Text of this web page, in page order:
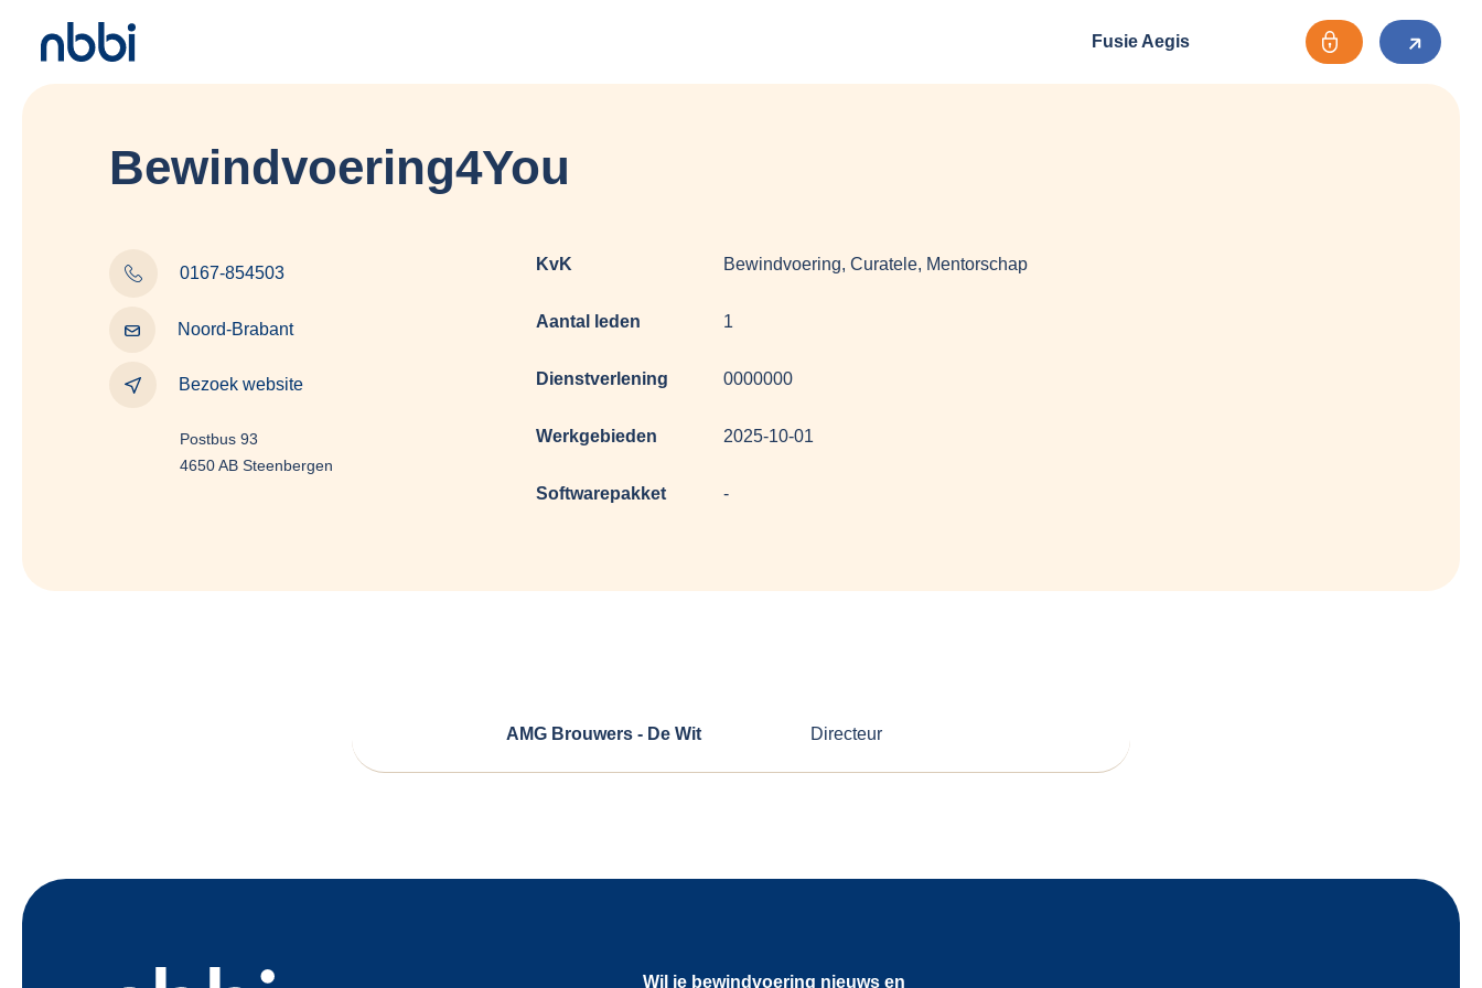
Fusie Aegis
Bewindvoering4You
0167-854503
Noord-Brabant
Bezoek website
Postbus 93
4650 AB Steenbergen
KvK Bewindvoering, Curatele, Mentorschap
Aantal leden 1
Dienstverlening 0000000
Werkgebieden 2025-10-01
Softwarepakket -
AMG Brouwers - De Wit Directeur
Wil je bewindvoering nieuws en